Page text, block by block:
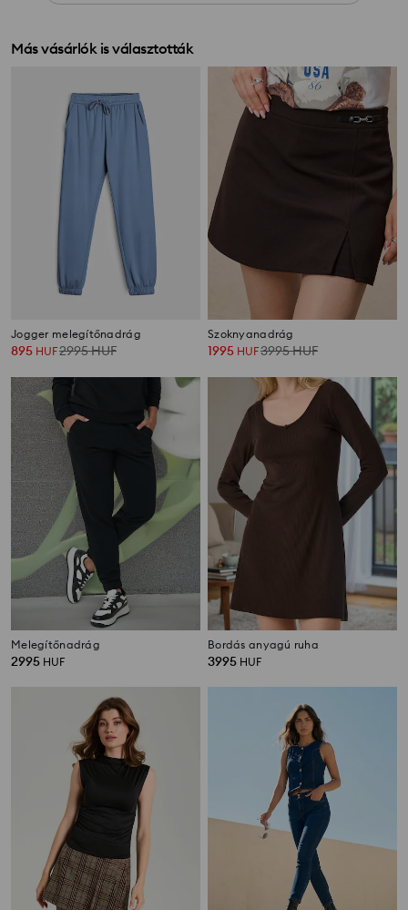
Más vásárlók is választották
Jogger melegítőnadrág
895 HUF2995HUF
Szoknyanadrág
1995 HUF3995HUF
Melegítőnadrág
2995 HUF
Bordás anyagú ruha
3995 HUF